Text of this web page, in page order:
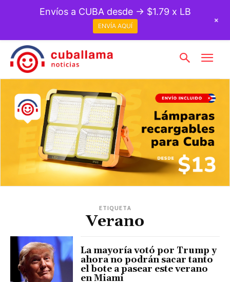
ETIQUETA
Verano
La mayoría votó por Trump y
ahora no podrán sacar tanto
el bote a pasear este verano
en Miami
Envíos a CUBA desde → $1.79 x LB
ENVÍA AQUÍ
+